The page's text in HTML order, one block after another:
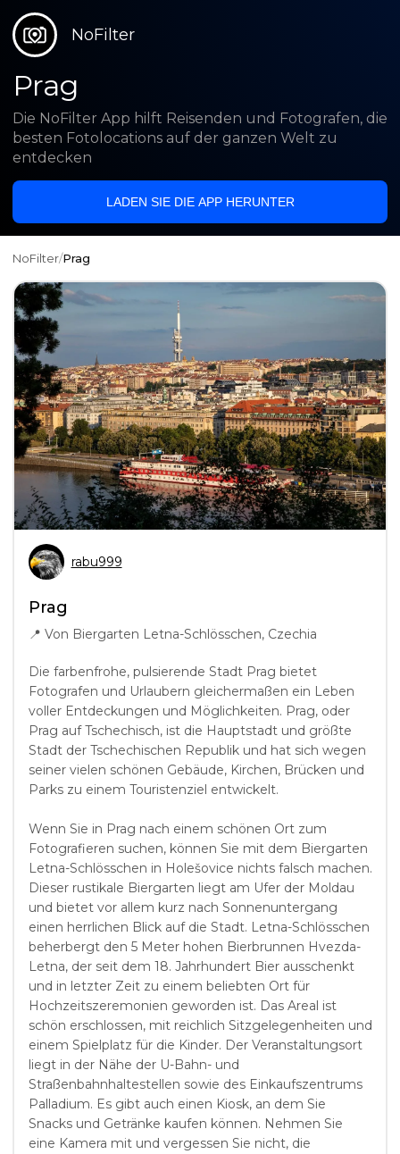
NoFilter
Prag
Die NoFilter App hilft Reisenden und Fotografen, die
besten Fotolocations auf der ganzen Welt zu
entdecken
LADEN SIE DIE APP HERUNTER
NoFilter/Prag
rabu999
Prag
📍 Von Biergarten Letna-Schlösschen, Czechia
Die farbenfrohe, pulsierende Stadt Prag bietet
Fotografen und Urlaubern gleichermaßen ein Leben
voller Entdeckungen und Möglichkeiten. Prag, oder
Prag auf Tschechisch, ist die Hauptstadt und größte
Stadt der Tschechischen Republik und hat sich wegen
seiner vielen schönen Gebäude, Kirchen, Brücken und
Parks zu einem Touristenziel entwickelt.
Wenn Sie in Prag nach einem schönen Ort zum
Fotografieren suchen, können Sie mit dem Biergarten
Letna-Schlösschen in Holešovice nichts falsch machen.
Dieser rustikale Biergarten liegt am Ufer der Moldau
und bietet vor allem kurz nach Sonnenuntergang
einen herrlichen Blick auf die Stadt. Letna-Schlösschen
beherbergt den 5 Meter hohen Bierbrunnen Hvezda-
Letna, der seit dem 18. Jahrhundert Bier ausschenkt
und in letzter Zeit zu einem beliebten Ort für
Hochzeitszeremonien geworden ist. Das Areal ist
schön erschlossen, mit reichlich Sitzgelegenheiten und
einem Spielplatz für die Kinder. Der Veranstaltungsort
liegt in der Nähe der U-Bahn- und
Straßenbahnhaltestellen sowie des Einkaufszentrums
Palladium. Es gibt auch einen Kiosk, an dem Sie
Snacks und Getränke kaufen können. Nehmen Sie
eine Kamera mit und vergessen Sie nicht, die